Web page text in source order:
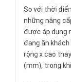
So với thời
những nâng
được áp dụng
đang ăn
rộng x cao
(mm), trong